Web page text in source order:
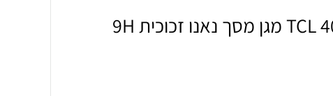
[4 יחידות] TCL 40 SE מגן מסך נאנו זכוכית 9H